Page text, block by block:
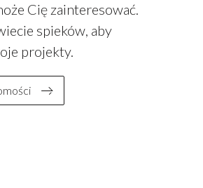
Cię zainteresować.
spieków, aby
projekty.